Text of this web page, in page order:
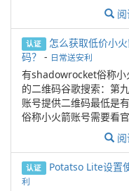
认证
怎么获取低价小
码？ - 日常送安利
有shadowrocket俗称小
的二维码谷歌搜索：第
账号提供二维码最低是
俗称小火箭账号需要看
认证 Potatso Lite设置
利